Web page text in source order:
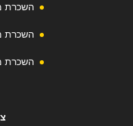
השכרת
השכרת
השכרת